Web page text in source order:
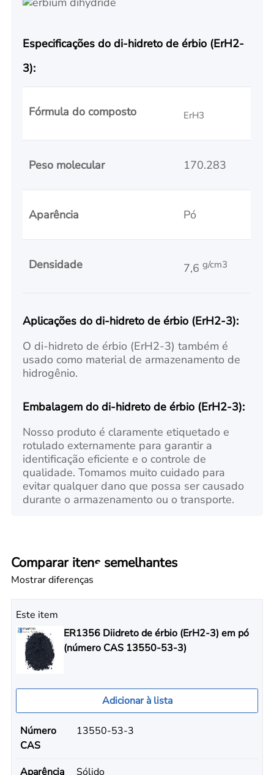
Especificações do di-hidreto de érbio (ErH2-
3):
Fórmula do composto ErH3
Peso molecular 170.283
Aparência Pó
Densidade 7,6 g/cm3
Aplicações do di-hidreto de érbio (ErH2-3):
O di-hidreto de érbio (ErH2-3) também é
usado como material de armazenamento de
hidrogênio.
Embalagem do di-hidreto de érbio (ErH2-3):
Nosso produto é claramente etiquetado e
rotulado externamente para garantir a
identificação eficiente e o controle de
qualidade. Tomamos muito cuidado para
evitar qualquer dano que possa ser causado
durante o armazenamento ou o transporte.
Comparar itens semelhantes
Mostrar diferenças
Este item
ER1356 Diidreto de érbio (ErH2-3) em pó
(número CAS 13550-53-3)
Adicionar à lista
Número
CAS
13550-53-3
Aparência Sólido